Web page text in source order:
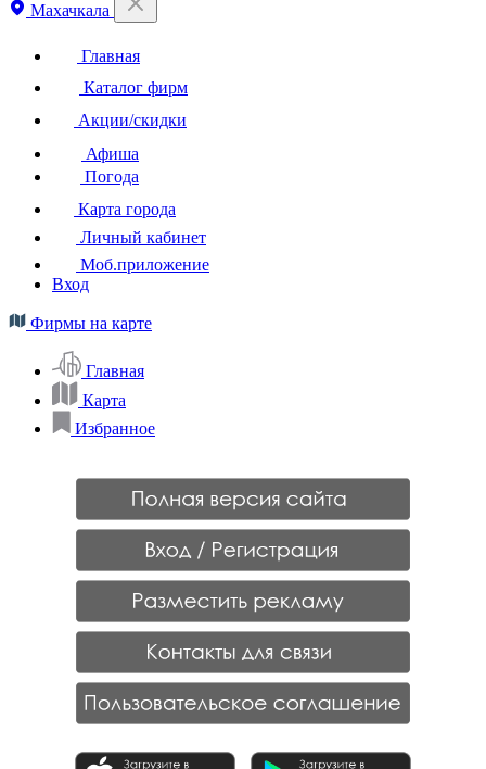
Махачкала
Главная
Каталог фирм
Акции/скидки
Афиша
Погода
Карта города
Личный кабинет
Моб.приложение
Вход
Фирмы на карте
Главная
Карта
Избранное